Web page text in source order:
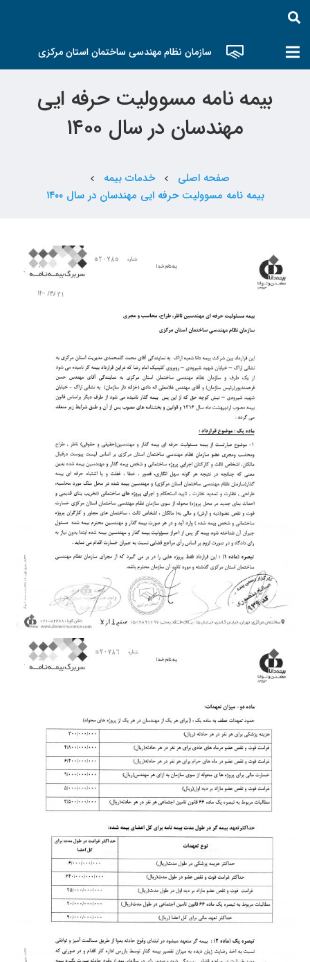
سازمان نظام مهندسی ساختمان استان مرکزی
بیمه نامه مسوولیت حرفه ایی
مهندسان در سال ۱۴۰۰
صفحه اصلی chevron_left خدمات بیمه chevron_left
بیمه نامه مسوولیت حرفه ایی مهندسان در سال ۱۴۰۰